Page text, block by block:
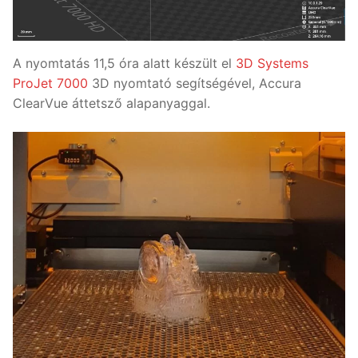
A nyomtatás 11,5 óra alatt készült el 3D Systems
ProJet 7000 3D nyomtató segítségével, Accura
ClearVue áttetsző alapanyaggal.